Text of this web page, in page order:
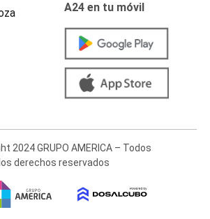
A24 en tu móvil
2024 GRUPO AMERICA – Todos
los derechos reservados